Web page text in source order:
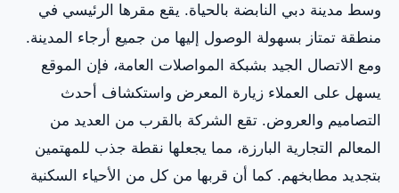
وسط مدينة دبي النابضة بالحياة. يقع مقرها الرئيسي في
منطقة تمتاز بسهولة الوصول إليها من جميع أرجاء المدينة.
ومع الاتصال الجيد بشبكة المواصلات العامة، فإن الموقع
يسهل على العملاء زيارة المعرض واستكشاف أحدث
التصاميم والعروض. تقع الشركة بالقرب من العديد من
المعالم التجارية البارزة، مما يجعلها نقطة جذب للمهتمين
بتجديد مطابخهم. كما أن قربها من كل من الأحياء السكنية